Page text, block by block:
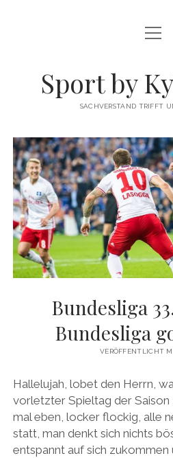
FUSSBALL
Menü
öffnen
Sport by
SACHVERSTAND TRIFFT
Bundesliga
Bundesliga
VERÖFFENTLICHT
Hallelujah, lobet den Herrn,
vorletzter Spieltag der Saison
mal eben, locker flockig, alle
statt, man denkt sich nichts
entspannt auf sich zukommen